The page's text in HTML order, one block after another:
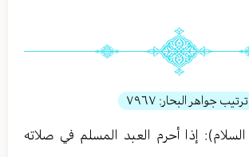
ترتيب جواهر البحار: ٧٩٦٧
السلام): إذا أحرم العبد المسلم في صلاته